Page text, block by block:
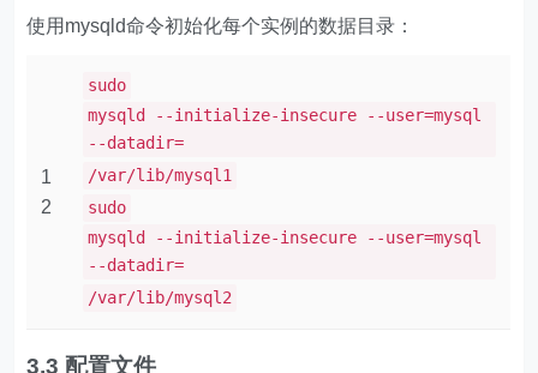
使用​​mysqld​​命令初始化每个实例的数据目录：
1
2
sudo
mysqld --initialize-insecure --user=mysql
--datadir=
/var/lib/mysql1
sudo
mysqld --initialize-insecure --user=mysql
--datadir=
/var/lib/mysql2
3.3 配置文件